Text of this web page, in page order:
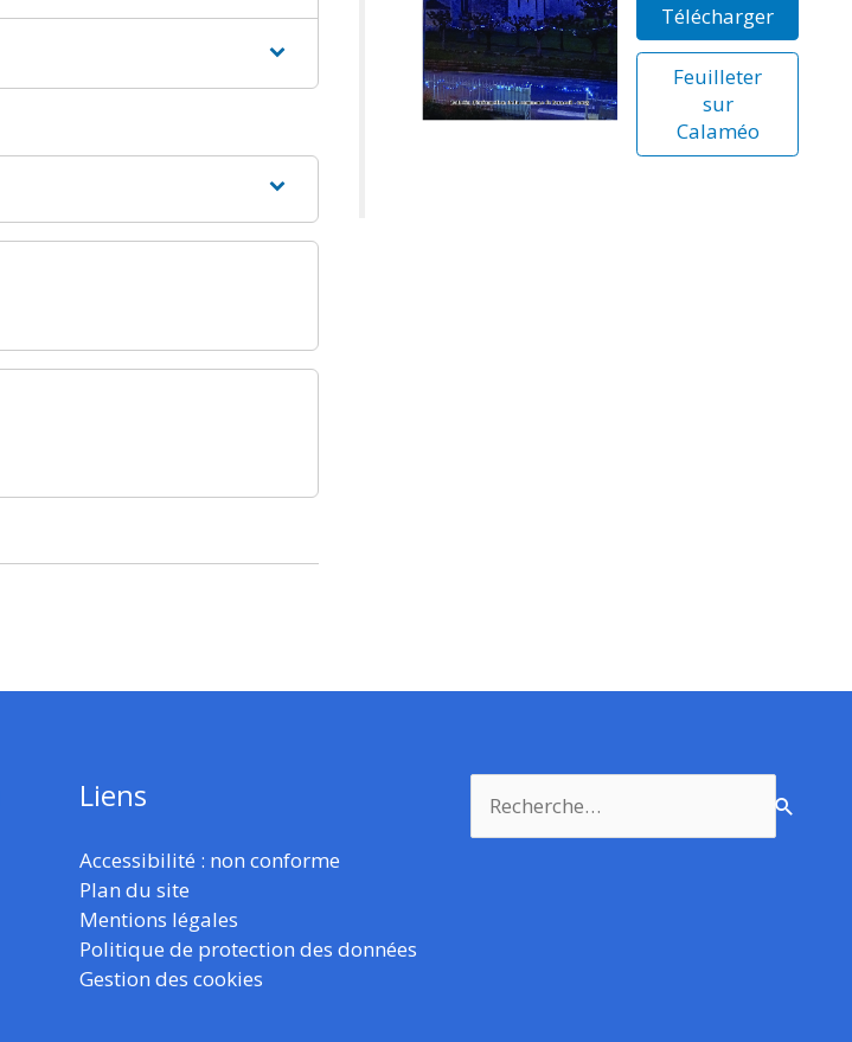
Télécharger
Feuilleter
sur
Calaméo
Liens
Accessibilité : non conforme
Plan du site
Mentions légales
Politique de protection des données
Gestion des cookies